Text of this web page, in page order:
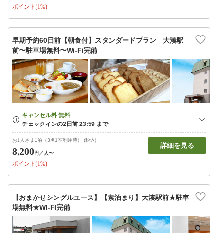
ポイント(1%)
早期予約60日前【朝食付】スタンダードプラン 大湊駅
前〜駐車場無料〜Wi-Fi完備
お1人さま1泊（3名1室利用時） (税込)
8,200円 ／人〜
ポイント(1%)
詳細を見る
【おまかせシングルユース】【素泊まり】大湊駅前★駐車
場無料★WI-FI完備